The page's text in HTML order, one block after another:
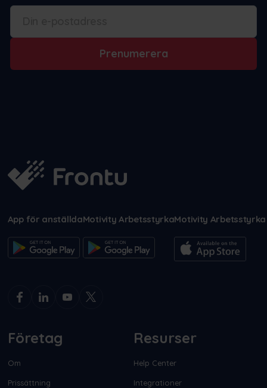
Prenumerera
App för anställdaMotivity ArbetsstyrkaMotivity Arbetsstyrka
Företag
Om
Prissättning
Resurser
Help Center
Integrationer